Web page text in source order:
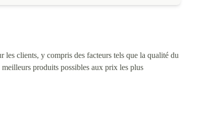
clients, y compris des facteurs tels que la qualité du
produits possibles aux prix les plus